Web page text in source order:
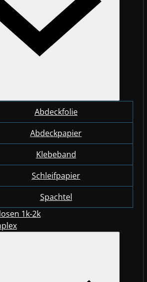
Abdeckfolie
Abdeckpapier
Klebeband
Schleifpapier
Spachtel
1k-2k